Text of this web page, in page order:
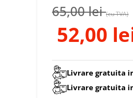
65,00lei (cu TVA)
52,00
Livrare gratuita
Livrare gratuita